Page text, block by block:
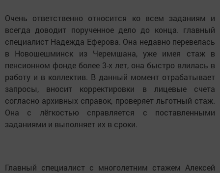
Очень ответственно относится ко всем заданиям и
всегда доводит порученное дело до конца. главный
специалист Надежда Еферова. Она недавно перевелась
в Новошешминск из Черемшана, уже имея стаж в
пенсионном фонде более 3-х лет, она быстро влилась в
работу и в коллектив. В данный момент отрабатывает
запросы, вносит корректировки в лицевые счета
согласно архивных справок, проверяет льготный стаж.
Она с лёгкостью справляется с поставленными
заданиями и выполняет их в сроки.
Главный специалист с многолетним стажем Алексей